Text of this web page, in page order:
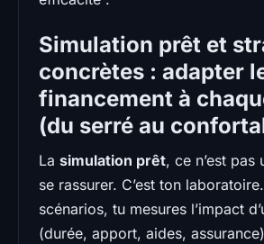
Simulation prêt et
concrètes : adapter
financement à
(du serré au
La simulation prêt, ce n’est
se rassurer. C’est ton
scénarios, tu mesures l’impact
(durée, apport, aides,